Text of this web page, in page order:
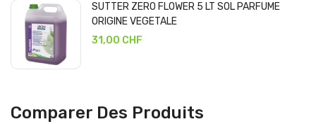
SUTTER ZERO FLOWER 5 LT SOL PARFUME
ORIGINE VEGETALE
31,00 CHF
Comparer Des Produits